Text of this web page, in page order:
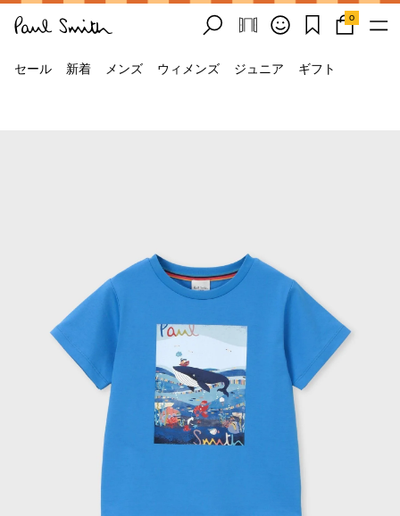
0
セール 新着 メンズ ウィメンズ ジュニア ギフト